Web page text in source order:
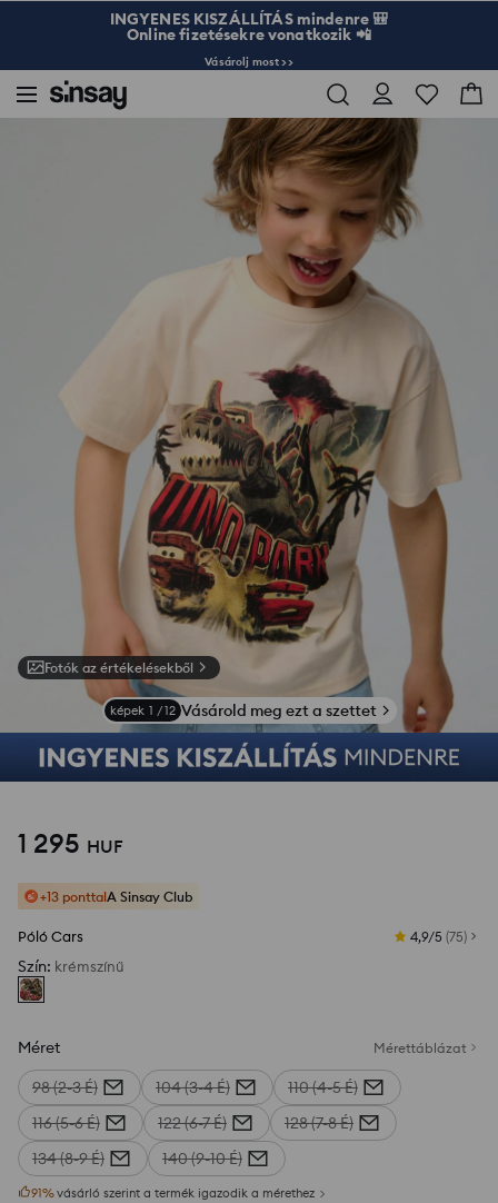
INGYENES KISZÁLLÍTÁS mindenre 🎒
Online fizetésekre vonatkozik 📲
Vásárolj most >>
Póló Cars
Fotók az értékelésekből
képek 1 /12 Vásárold meg ezt a szettet
1 295 HUF
+13 ponttalA Sinsay Club
Póló Cars 4,9/5 (75)
Szín: krémszínű
Méret Mérettáblázat
98 (2-3 É) 104 (3-4 É)
110 (4-5 É)
116 (5-6 É)
122 (6-7 É)
128 (7-8 É)
134 (8-9 É)
140 (9-10 É)
91%vásárló szerint a termék igazodik a mérethez